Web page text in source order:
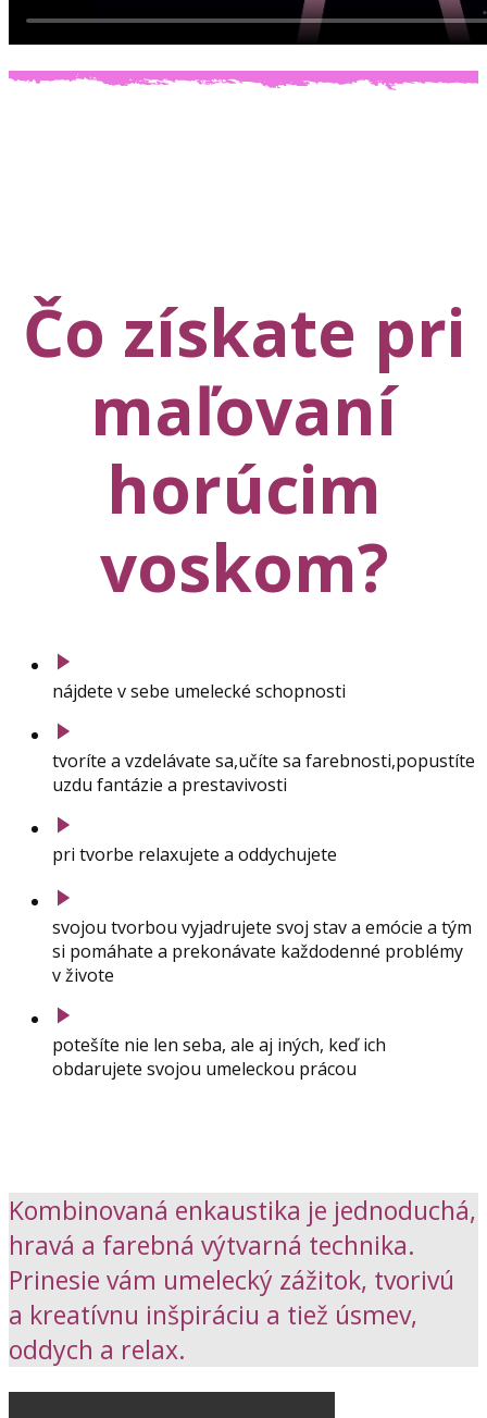
Čo získate pri
maľovaní
horúcim
voskom?
nájdete v sebe umelecké schopnosti
tvoríte a vzdelávate sa,učíte sa farebnosti,popustíte
uzdu fantázie a prestavivosti
pri tvorbe relaxujete a oddychujete
svojou tvorbou vyjadrujete svoj stav a emócie a tým
si pomáhate a prekonávate každodenné problémy
v živote
potešíte nie len seba, ale aj iných, keď ich
obdarujete svojou umeleckou prácou
Kombinovaná enkaustika je jednoduchá,
hravá a farebná výtvarná technika.
Prinesie vám umelecký zážitok, tvorivú
a kreatívnu inšpiráciu a tiež úsmev,
oddych a relax.